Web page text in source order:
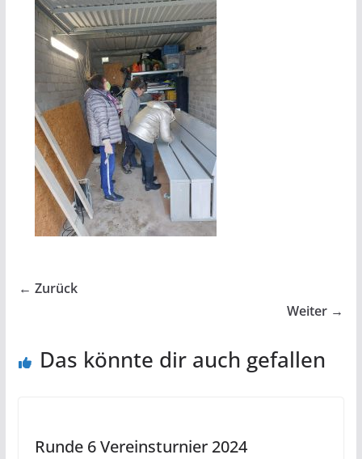
← Zurück
Weiter →
Das könnte dir auch gefallen
Runde 6 Vereinsturnier 2024